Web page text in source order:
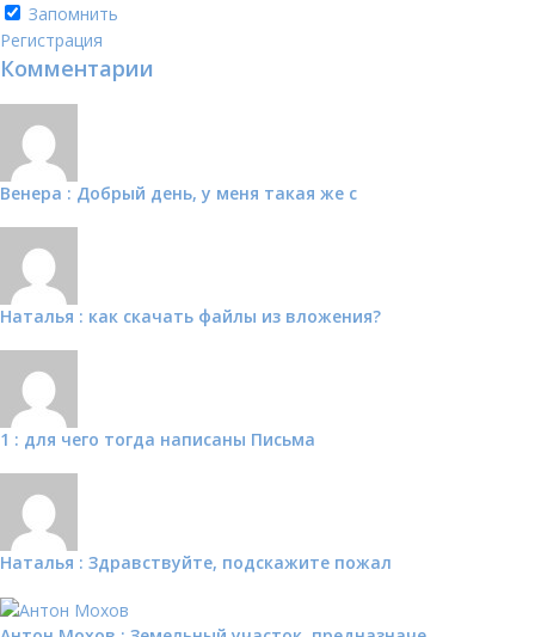
Запомнить
Регистрация
Комментарии
Венера : Добрый день, у меня такая же с
Наталья : как скачать файлы из вложения?
1 : для чего тогда написаны Письма
Наталья : Здравствуйте, подскажите пожал